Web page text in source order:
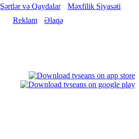
Şərtlər və Qaydalar
Məxfilik Siyasəti
Reklam
Əlaqə